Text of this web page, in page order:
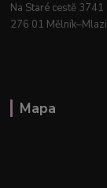
Na Staré cestě 3741
276 01
Mapa